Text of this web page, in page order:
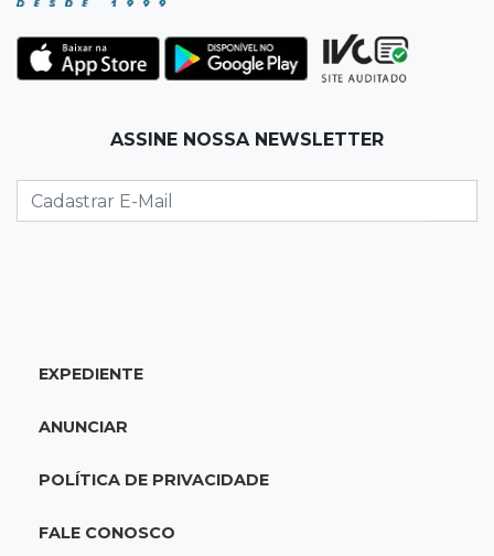
internet quase nunca está à vista
Como milagre, corredor da Santa Casa
QUINTA, 06 DE AGOSTO
23:26Sancionado
refinanciem dívidas até 2030
Soja fica R$ 3 mais cara em um ano, enquanto
ASSINE NOSSA NEWSLETTER
EXPEDIENTE
ANUNCIAR
POLÍTICA DE PRIVACIDADE
FALE CONOSCO